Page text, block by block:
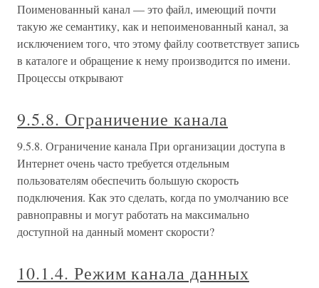
Поименованный канал — это файл, имеющий почти
такую же семантику, как и непоименованный канал, за
исключением того, что этому файлу соответствует запись
в каталоге и обращение к нему производится по имени.
Процессы открывают
9.5.8. Ограничение канала
9.5.8. Ограничение канала При организации доступа в
Интернет очень часто требуется отдельным
пользователям обеспечить большую скорость
подключения. Как это сделать, когда по умолчанию все
равноправны и могут работать на максимально
доступной на данный момент скорости?
10.1.4. Режим канала данных